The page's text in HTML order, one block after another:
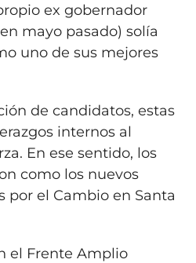
ex gobernador
mayo pasado) solía
uno de sus mejores
de candidatos, estas
internos al
En ese sentido, los
como los nuevos
por el Cambio en Santa
el Frente Amplio